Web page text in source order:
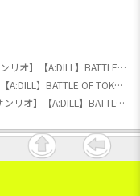
【サンリオ】【A:DILL】BATTLE OF TOKYO Astro9×SANRIO CHARACTERS マスコットVol.2（EX）
【サンリオ】【A:DILL】BATTLE OF TOKYO Astro9×SANRIO CHARACTERS マスコットVol.2（EX）
【サンリオ】【A:DILL】BATTLE OF TOKYO Astro9×SANRIO CHARACTERS マスコットVol.2（EX）